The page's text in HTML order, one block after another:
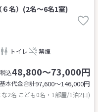
６名）(2名～6名1室)
トイレ 禁煙
税込48,800～73,000円
基本代金合計97,600〜146,000円
な2名 こども0名・1部屋/1泊2日)